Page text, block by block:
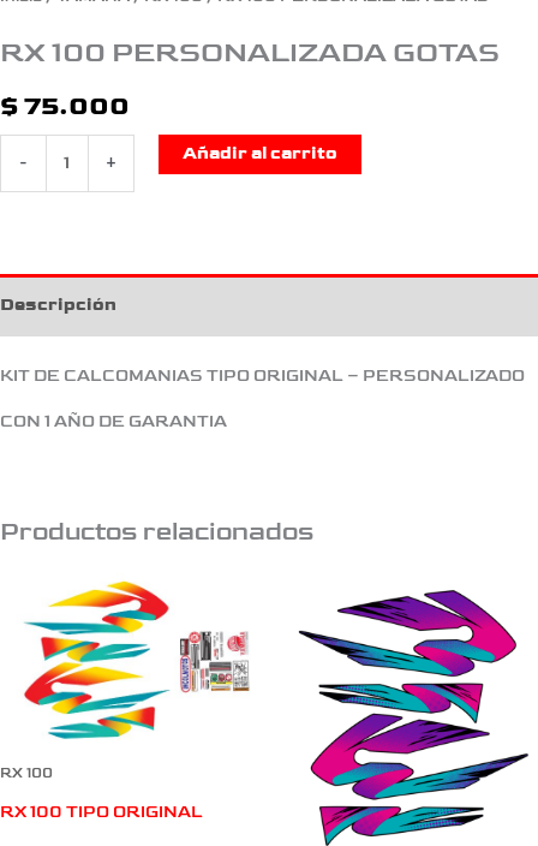
RX 100 PERSONALIZADA GOTAS
$ 75.000
- +
Añadir al carrito
Descripción
KIT DE CALCOMANIAS TIPO ORIGINAL – PERSONALIZADO
CON 1 AÑO DE GARANTIA
Productos relacionados
RX 100
RX 100 TIPO ORIGINAL